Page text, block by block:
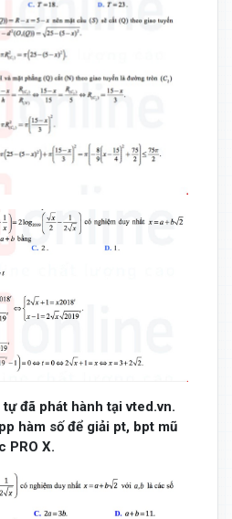
đã phát hành tại vted.vn.
hàm số để giải pt, bpt mũ
PRO X.